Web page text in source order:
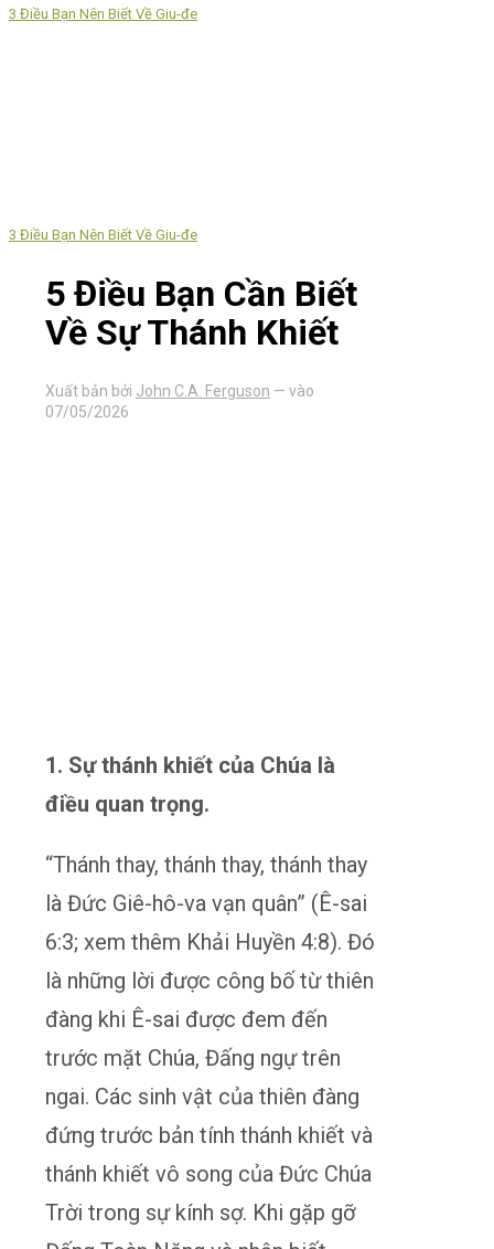
3 Điều Bạn Nên Biết Về Giu-đe
3 Điều Bạn Nên Biết Về Giu-đe
5 Điều Bạn Cần Biết
Về Sự Thánh Khiết
Xuất bản bởi John C.A. Ferguson — vào
07/05/2026
1. Sự thánh khiết của Chúa là
điều quan trọng.
“Thánh thay, thánh thay, thánh thay
là Đức Giê-hô-va vạn quân” (Ê-sai
6:3; xem thêm Khải Huyền 4:8). Đó
là những lời được công bố từ thiên
đàng khi Ê-sai được đem đến
trước mặt Chúa, Đấng ngự trên
ngai. Các sinh vật của thiên đàng
đứng trước bản tính thánh khiết và
thánh khiết vô song của Đức Chúa
Trời trong sự kính sợ. Khi gặp gỡ